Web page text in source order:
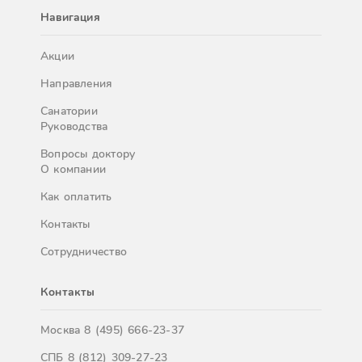
Навигация
Акции
Направления
Санатории
Руководства
Вопросы доктору
О компании
Как оплатить
Контакты
Сотрудничество
Контакты
Москва8 (495) 666-23-37
СПБ 8 (812) 309-27-23